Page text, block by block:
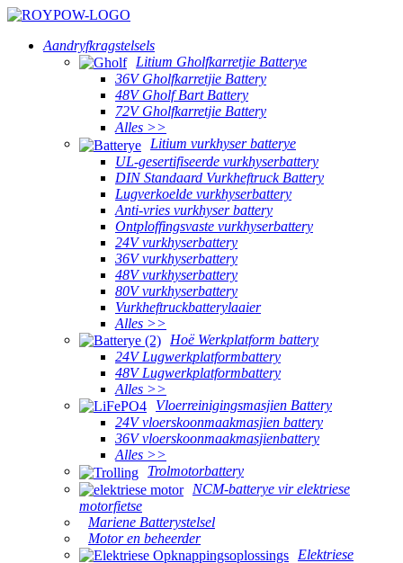
Aandryfkragstelsels
Litium Gholfkarretjie Batterye
36V Gholfkarretjie Battery
48V Gholf Bart Battery
72V Gholfkarretjie Battery
Alles >>
Litium vurkhyser batterye
UL-gesertifiseerde vurkhyserbattery
DIN Standaard Vurkheftruck Battery
Lugverkoelde vurkhyserbattery
Anti-vries vurkhyser battery
Ontploffingsvaste vurkhyserbattery
24V vurkhyserbattery
36V vurkhyserbattery
48V vurkhyserbattery
80V vurkhyserbattery
Vurkheftruckbatterylaaier
Alles >>
Hoë Werkplatform battery
24V Lugwerkplatformbattery
48V Lugwerkplatformbattery
Alles >>
Vloerreinigingsmasjien Battery
24V vloerskoonmaakmasjien battery
36V vloerskoonmaakmasjienbattery
Alles >>
Trolmotorbattery
NCM-batterye vir elektriese
motorfietse
Mariene Batterystelsel
Motor en beheerder
Elektriese